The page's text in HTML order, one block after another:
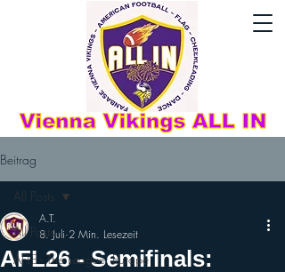
Beitrag
All Posts
AFLE - The League: Europe
All Posts
AFL26 - Semifinals:
A.T.
8. Juli 2 Min. Lesezeit